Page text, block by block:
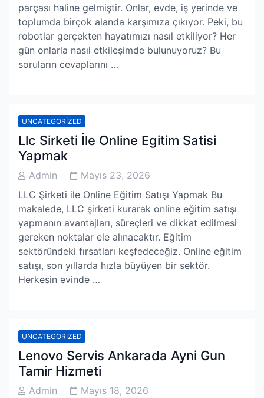
parçası haline gelmiştir. Onlar, evde, iş yerinde ve
toplumda birçok alanda karşımıza çıkıyor. Peki, bu
robotlar gerçekten hayatımızı nasıl etkiliyor? Her
gün onlarla nasıl etkileşimde bulunuyoruz? Bu
soruların cevaplarını …
UNCATEGORIZED
Llc Sirketi İle Online Egitim Satisi
Yapmak
PostAdmin
PostMayıs 23, 2026
LLC Şirketi ile Online Eğitim Satışı Yapmak Bu
makalede, LLC şirketi kurarak online eğitim satışı
yapmanın avantajları, süreçleri ve dikkat edilmesi
gereken noktalar ele alınacaktır. Eğitim
sektöründeki fırsatları keşfedeceğiz. Online eğitim
satışı, son yıllarda hızla büyüyen bir sektör.
Herkesin evinde …
UNCATEGORIZED
Lenovo Servis Ankarada Ayni Gun
Tamir Hizmeti
PostAdmin
PostMayıs 18, 2026